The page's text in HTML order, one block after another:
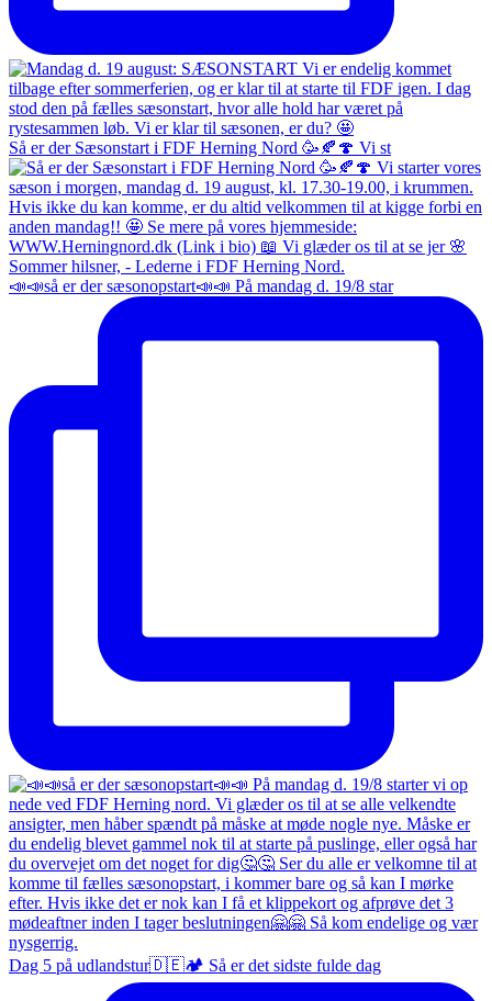
Så er der Sæsonstart i FDF Herning Nord 🥳🍂🍄 Vi st
📣📣så er der sæsonopstart📣📣 På mandag d. 19/8 star
Dag 5 på udlandstur🇩🇪🏕️ Så er det sidste fulde dag